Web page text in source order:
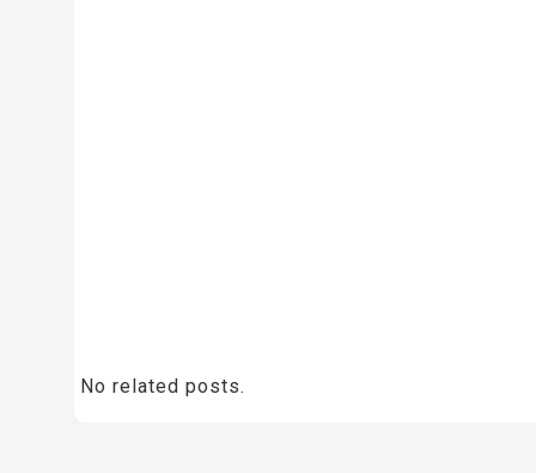
No related posts.